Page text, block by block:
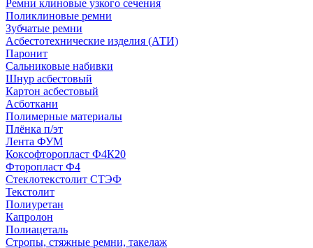
Ремни клиновые узкого сечения
Поликлиновые ремни
Зубчатые ремни
Асбестотехнические изделия (АТИ)
Паронит
Сальниковые набивки
Шнур асбестовый
Картон асбестовый
Асботкани
Полимерные материалы
Плёнка п/эт
Лента ФУМ
Коксофторопласт Ф4К20
Фторопласт Ф4
Стеклотекстолит СТЭФ
Текстолит
Полиуретан
Капролон
Полиацеталь
Стропы, стяжные ремни, такелаж